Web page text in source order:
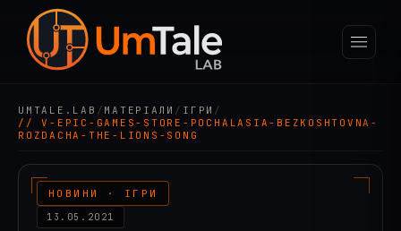
UMTALE.LAB / МАТЕРІАЛИ / ІГРИ /
// V-EPIC-GAMES-STORE-POCHALASIA-BEZKOSHTOVNA-
ROZDACHA-THE-LIONS-SONG
НОВИНИ · ІГРИ
13.05.2021